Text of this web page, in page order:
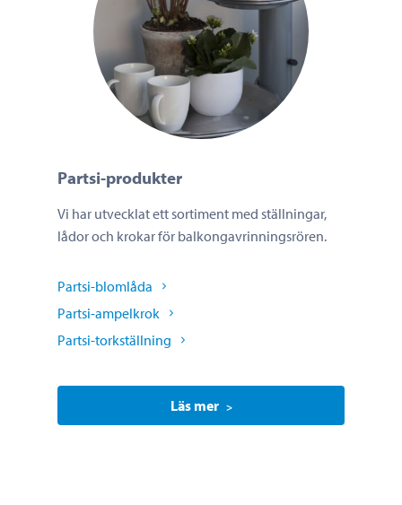
Partsi-produkter
Vi har utvecklat ett sortiment med ställningar,
lådor och krokar för balkongavrinningsrören.
Partsi-blomlåda
Partsi-ampelkrok
Partsi-torkställning
Läs mer